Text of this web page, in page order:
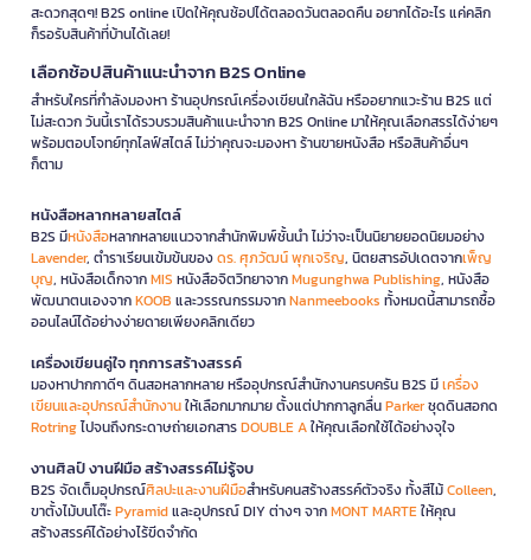
สะดวกสุดๆ! B2S online เปิดให้คุณช้อปได้ตลอดวันตลอดคืน อยากได้อะไร แค่คลิก
ก็รอรับสินค้าที่บ้านได้เลย!
เลือกช้อปสินค้าแนะนำจาก B2S Online
สำหรับใครที่กำลังมองหา ร้านอุปกรณ์เครื่องเขียนใกล้ฉัน หรืออยากแวะร้าน B2S แต่
ไม่สะดวก วันนี้เราได้รวบรวมสินค้าแนะนำจาก B2S Online มาให้คุณเลือกสรรได้ง่ายๆ
พร้อมตอบโจทย์ทุกไลฟ์สไตล์ ไม่ว่าคุณจะมองหา ร้านขายหนังสือ หรือสินค้าอื่นๆ
ก็ตาม
หนังสือหลากหลายสไตล์
B2S มีหนังสือหลากหลายแนวจากสำนักพิมพ์ชั้นนำ ไม่ว่าจะเป็นนิยายยอดนิยมอย่าง
Lavender, ตำราเรียนเข้มข้นของดร. ศุภวัฒน์ พุกเจริญ, นิตยสารอัปเดตจากเพ็ญ
บุญ, หนังสือเด็กจากMIS หนังสือจิตวิทยาจากMugunghwa Publishing, หนังสือ
พัฒนาตนเองจากKOOB และวรรณกรรมจากNanmeebooks ทั้งหมดนี้สามารถซื้อ
ออนไลน์ได้อย่างง่ายดายเพียงคลิกเดียว
เครื่องเขียนคู่ใจ ทุกการสร้างสรรค์
มองหาปากกาดีๆ ดินสอหลากหลาย หรืออุปกรณ์สำนักงานครบครัน B2S มีเครื่อง
เขียนและอุปกรณ์สำนักงานให้เลือกมากมาย ตั้งแต่ปากกาลูกลื่นParkerชุดดินสอกด
Rotringไปจนถึงกระดาษถ่ายเอกสารDOUBLE Aให้คุณเลือกใช้ได้อย่างจุใจ
งานศิลป์ งานฝีมือ สร้างสรรค์ไม่รู้จบ
B2S จัดเต็มอุปกรณ์ศิลปะและงานฝีมือสำหรับคนสร้างสรรค์ตัวจริง ทั้งสีไม้Colleen,
ขาตั้งไม้บนโต๊ะPyramidและอุปกรณ์ DIY ต่างๆ จากMONT MARTEให้คุณ
สร้างสรรค์ได้อย่างไร้ขีดจำกัด